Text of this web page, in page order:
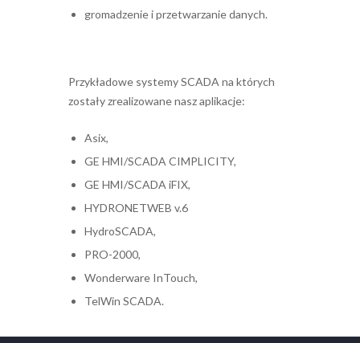
gromadzenie i przetwarzanie danych.
Przykładowe systemy SCADA na których
zostały zrealizowane nasz aplikacje:
Asix,
GE HMI/SCADA CIMPLICITY,
GE HMI/SCADA iFIX,
HYDRONETWEB v.6
HydroSCADA,
PRO-2000,
Wonderware InTouch,
TelWin SCADA.